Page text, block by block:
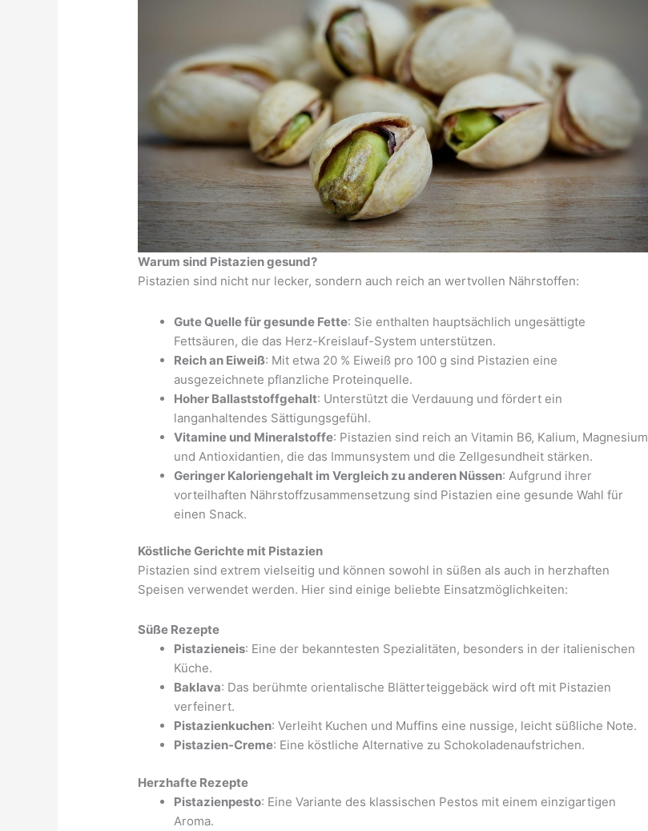
Warum sind Pistazien gesund?
Pistazien sind nicht nur lecker, sondern auch reich an wertvollen Nährstoffen:
Gute Quelle für gesunde Fette: Sie enthalten hauptsächlich ungesättigte
Fettsäuren, die das Herz-Kreislauf-System unterstützen.
Reich an Eiweiß: Mit etwa 20 % Eiweiß pro 100 g sind Pistazien eine
ausgezeichnete pflanzliche Proteinquelle.
Hoher Ballaststoffgehalt: Unterstützt die Verdauung und fördert ein
langanhaltendes Sättigungsgefühl.
Vitamine und Mineralstoffe: Pistazien sind reich an Vitamin B6, Kalium, Magnesium
und Antioxidantien, die das Immunsystem und die Zellgesundheit stärken.
Geringer Kaloriengehalt im Vergleich zu anderen Nüssen: Aufgrund ihrer
vorteilhaften Nährstoffzusammensetzung sind Pistazien eine gesunde Wahl für
einen Snack.
Köstliche Gerichte mit Pistazien
Pistazien sind extrem vielseitig und können sowohl in süßen als auch in herzhaften
Speisen verwendet werden. Hier sind einige beliebte Einsatzmöglichkeiten:
Süße Rezepte
Pistazieneis: Eine der bekanntesten Spezialitäten, besonders in der italienischen
Küche.
Baklava: Das berühmte orientalische Blätterteiggebäck wird oft mit Pistazien
verfeinert.
Pistazienkuchen: Verleiht Kuchen und Muffins eine nussige, leicht süßliche Note.
Pistazien-Creme: Eine köstliche Alternative zu Schokoladenaufstrichen.
Herzhafte Rezepte
Pistazienpesto: Eine Variante des klassischen Pestos mit einem einzigartigen
Aroma.